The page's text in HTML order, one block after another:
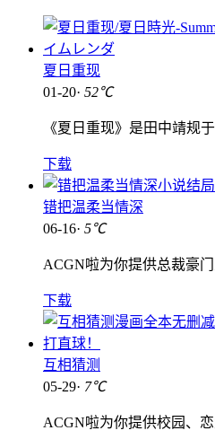
夏日重现
01-20· 52℃
《夏日重现》是田中靖规
下载
错把温柔当情深
06-16· 5℃
ACGN啦为你提供总裁豪
下载
互相猜测
05-29· 7℃
ACGN啦为你提供校园、